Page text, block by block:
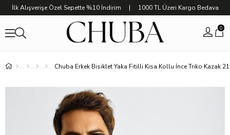
İlk Alışverişe Özel Sepette %10 İndirim | 1000 TL Üzeri Kargo Bedava
0
Chuba Erkek Bisiklet Yaka Fitilli Kısa Kollu İnce Triko Kazak